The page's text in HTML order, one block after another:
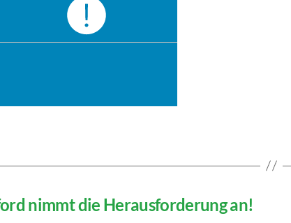
nimmt die Herausforderung an!